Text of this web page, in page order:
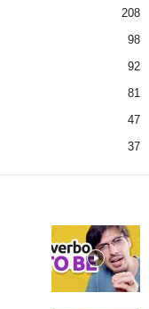
208
98
92
81
47
37